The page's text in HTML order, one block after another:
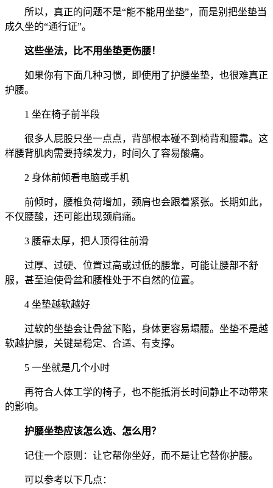
所以，真正的问题不是“能不能用坐垫”，而是别把坐垫当
成久坐的“通行证”。
这些坐法，比不用坐垫更伤腰！
如果你有下面几种习惯，即使用了护腰坐垫，也很难真正
护腰。
1 坐在椅子前半段
很多人屁股只坐一点点，背部根本碰不到椅背和腰靠。这
样腰背肌肉需要持续发力，时间久了容易酸痛。
2 身体前倾看电脑或手机
前倾时，腰椎负荷增加，颈肩也会跟着紧张。长期如此，
不仅腰酸，还可能出现颈肩痛。
3 腰靠太厚，把人顶得往前滑
过厚、过硬、位置过高或过低的腰靠，可能让腰部不舒
服，甚至迫使骨盆和腰椎处于不自然的位置。
4 坐垫越软越好
过软的坐垫会让骨盆下陷，身体更容易塌腰。坐垫不是越
软越护腰，关键是稳定、合适、有支撑。
5 一坐就是几个小时
再符合人体工学的椅子，也不能抵消长时间静止不动带来
的影响。
护腰坐垫应该怎么选、怎么用？
记住一个原则：让它帮你坐好，而不是让它替你护腰。
可以参考以下几点：